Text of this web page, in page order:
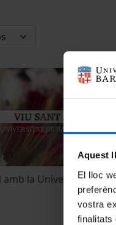
Aquest
El lloc
vostra
finalitats
amb la Universitat de